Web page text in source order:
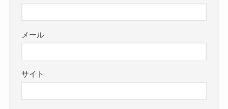
メール
サイト